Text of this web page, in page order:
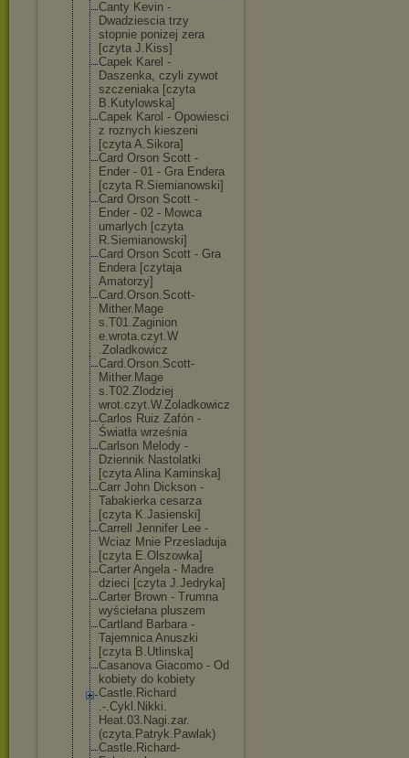
Canty Kevin -
Dwadziescia trzy
stopnie ponizej zera
[czyta J.Kiss]
Capek Karel -
Daszenka, czyli zywot
szczeniaka [czyta
B.Kutylowska]
Capek Karol - Opowiesci
z roznych kieszeni
[czyta A.Sikora]
Card Orson Scott -
Ender - 01 - Gra Endera
[czyta R.Siemianowski]
Card Orson Scott -
Ender - 02 - Mowca
umarlych [czyta
R.Siemianowski]
Card Orson Scott - Gra
Endera [czytaja
Amatorzy]
Card.Orson.Scott-
Mither.Mage
s.T01.Zaginion
e.wrota.czyt.W
.Zoladkowicz
Card.Orson.Scott-
Mither.Mage
s.T02.Zlodziej
wrot.czyt.W.Zo ladkowicz
Carlos Ruiz Zafón -
Światła września
Carlson Melody -
Dziennik Nastolatki
[czyta Alina Kaminska]
Carr John Dickson -
Tabakierka cesarza
[czyta K.Jasienski]
Carrell Jennifer Lee -
Wciaz Mnie Przesladuja
[czyta E.Olszowka]
Carter Angela - Madre
dzieci [czyta J.Jedryka]
Carter Brown - Trumna
wyściełana pluszem
Cartland Barbara -
Tajemnica Anuszki
[czyta B.Utlinska]
Casanova Giacomo - Od
kobiety do kobiety
Castle.Richard
.-.Cykl.Nikki.
Heat.03.Nagi.zar.
(czyta.Patryk.Pawlak)
Castle.Richard-